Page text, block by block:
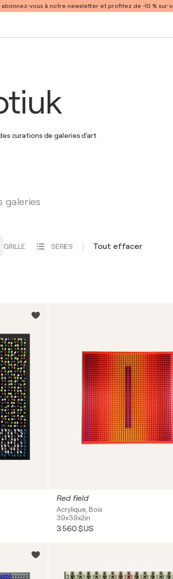
abonnez-vous à notre newsletter et profitez de -10 % sur
curations de galeries d'art
galeries
GRILLE SÉRIES Tout effacer
Red field
Acrylique, Bois
39x39x2in
3 560 $US